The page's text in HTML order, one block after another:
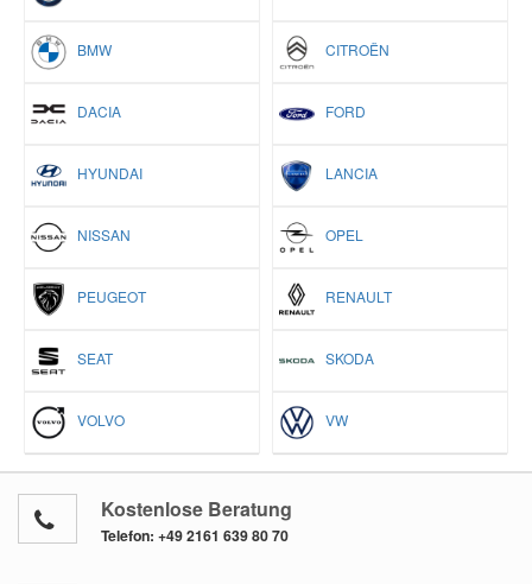
BMW CITROËN
DACIA FORD
HYUNDAI LANCIA
NISSAN OPEL
PEUGEOT RENAULT
SEAT SKODA
VOLVO VW
Kostenlose Beratung
Telefon: +49 2161 639 80 70